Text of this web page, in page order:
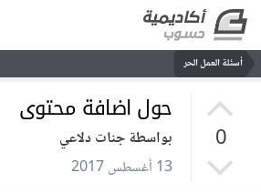
أسئلة العمل الحر
0
حول اضافة محتوى
بواسطة جنات دلاعي
13 أغسطس 2017